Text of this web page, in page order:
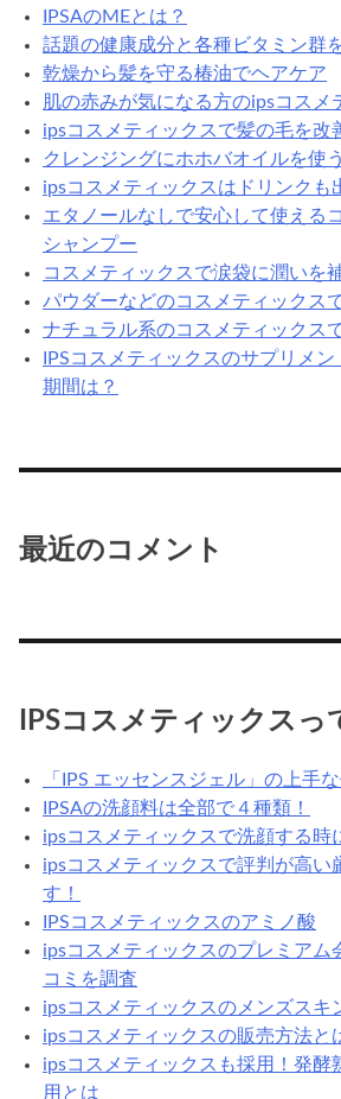
IPSAのMEとは？
話題の健康成分と各種ビタミン群
乾燥から髪を守る椿油でヘアケア
肌の赤みが気になる方のipsコスメ
ipsコスメティックスで髪の毛を改
クレンジングにホホバオイルを使
ipsコスメティックスはドリンクも
エタノールなしで安心して使える
シャンプー
コスメティックスで涙袋に潤いを
パウダーなどのコスメティックス
ナチュラル系のコスメティックス
IPSコスメティックスのサプリメ
期間は？
最近のコメント
IPSコスメティックスっ
「IPS エッセンスジェル」の上手
IPSAの洗顔料は全部で４種類！
ipsコスメティックスで洗顔する時
ipsコスメティックスで評判が高い
す！
IPSコスメティックスのアミノ酸
ipsコスメティックスのプレミアム
コミを調査
ipsコスメティックスのメンズスキ
ipsコスメティックスの販売方法と
ipsコスメティックスも採用！発酵
用とは